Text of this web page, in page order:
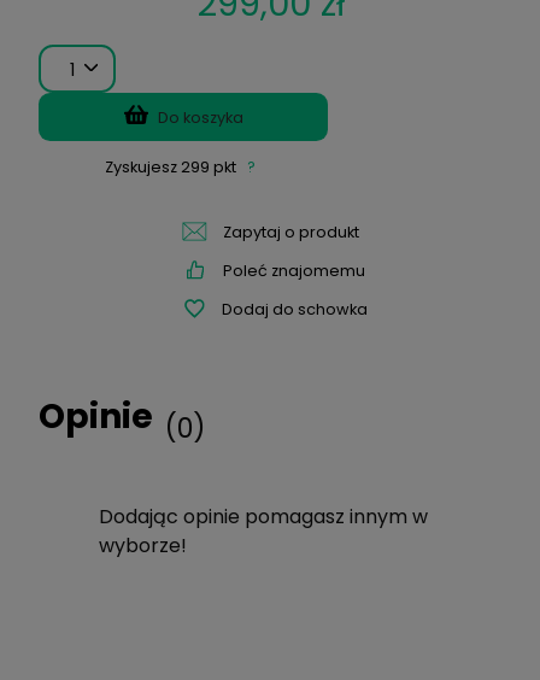
Wysyłka w:
299,00 zł
Do koszyka
Opinie (0)
Dodając opinie pomagasz innym w
wyborze!